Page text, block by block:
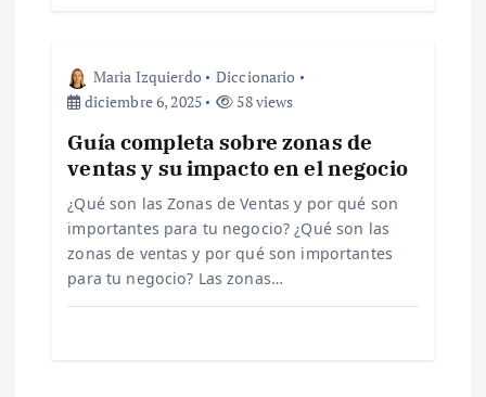
Maria Izquierdo
Diccionario
diciembre 6, 2025
58 views
Guía completa sobre zonas de
ventas y su impacto en el negocio
¿Qué son las Zonas de Ventas y por qué son
importantes para tu negocio? ¿Qué son las
zonas de ventas y por qué son importantes
para tu negocio? Las zonas…